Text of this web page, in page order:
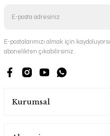
E-postalarımızı almak için
abonelikten çıkabilirsiniz.
Kurumsal